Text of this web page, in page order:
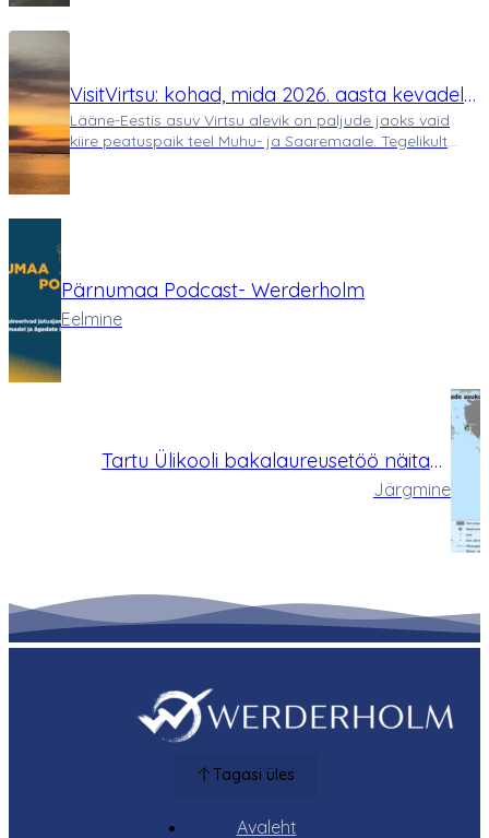
VisitVirtsu: kohad, mida 2026. aasta kevadel
ja suvel Virtsus külastada
Lääne-Eestis asuv Virtsu alevik on paljude jaoks vaid
kiire peatuspaik teel Muhu- ja Saaremaale. Tegelikult
Pärnumaa Podcast- Werderholm
Eelmine
Tartu Ülikooli bakalaureusetöö näitab-
Werderholm sobivaim tööstusala Pärnumaal
Järgmine
Tagasi üles
Avaleht